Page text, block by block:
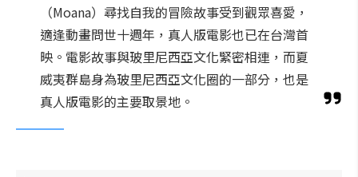
（Moana）尋找自我的冒險故事受到觀眾喜愛，
適逢動畫問世十週年，真人版電影也已在台灣首
映。電影故事與玻里尼西亞文化緊密相連，而夏
威夷群島身為玻里尼西亞文化圈的一部分，也是
真人版電影的主要取景地。